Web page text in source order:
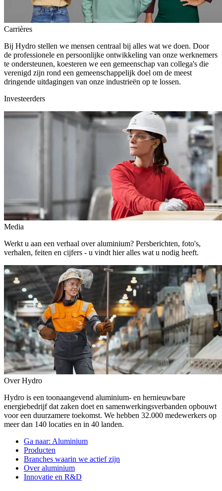
Carrières
Bij Hydro stellen we mensen centraal bij alles wat we doen. Door
de professionele en persoonlijke ontwikkeling van onze werknemers
te ondersteunen, koesteren we een gemeenschap van collega's die
verenigd zijn rond een gemeenschappelijk doel om de meest
dringende uitdagingen van onze industrieën op te lossen.
Investeerders
Media
Werkt u aan een verhaal over aluminium? Persberichten, foto's,
verhalen, feiten en cijfers - u vindt hier alles wat u nodig heeft.
Over Hydro
Hydro is een toonaangevend aluminium- en hernieuwbare
energiebedrijf dat zaken doet en samenwerkingsverbanden opbouwt
voor een duurzamere toekomst. We hebben 32.000 medewerkers op
meer dan 140 locaties en in 40 landen.
Ga naar: Aluminium
Producten
Branches waarin we actief zijn
Over aluminium
Innovatie en R&D